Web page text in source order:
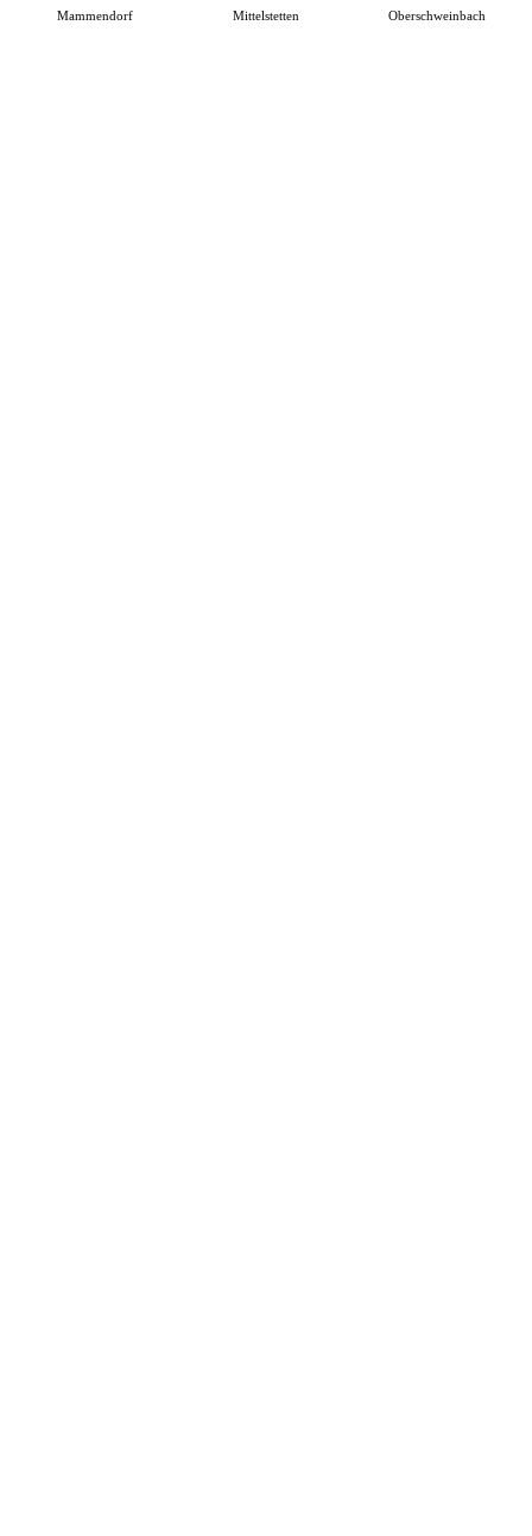
Mammendorf Mittelstetten Oberschweinbach